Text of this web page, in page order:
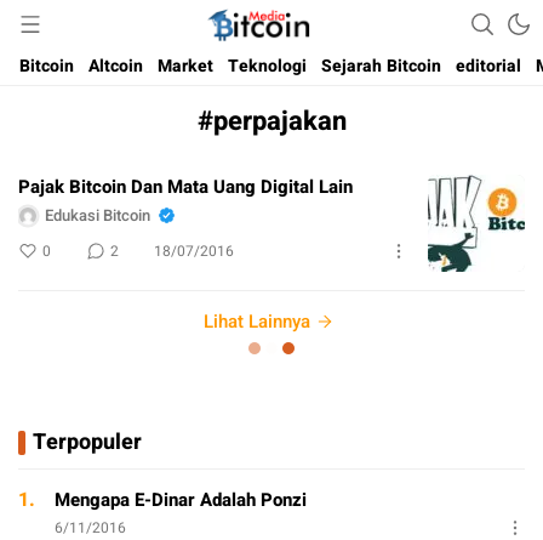
Bitcoin Media Indonesia
Media Bitcoin dan Cryptocurrency, dan Blockchain di Indonesia
Bitcoin Altcoin Market Teknologi Sejarah Bitcoin editorial
#perpajakan
Pajak Bitcoin Dan Mata Uang Digital Lain
Edukasi Bitcoin
0 2 18/07/2016
Lihat Lainnya
Terpopuler
1. Mengapa E-Dinar Adalah Ponzi
6/11/2016